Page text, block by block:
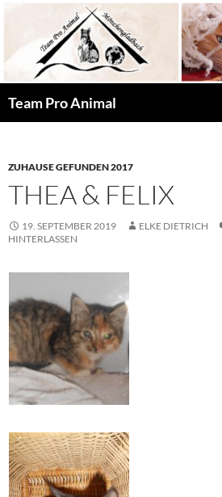
springen
Team Pro Animal
ZUHAUSE GEFUNDEN 2017
THEA & FELIX
19. SEPTEMBER 2019 ELKE DIETRICH
HINTERLASSEN